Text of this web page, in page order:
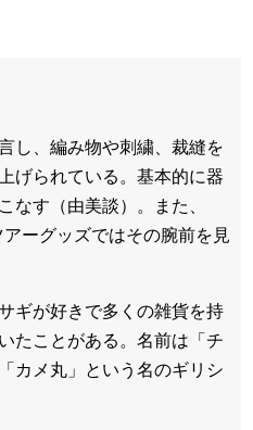
し、編み物や刺繍、裁縫を
げられている。基本的に器
なす（由美談）。また、
ーグッズではその腕前を見
ギが好きで多くの雑貨を持
たことがある。名前は「チ
カメ丸」という名のギリシ